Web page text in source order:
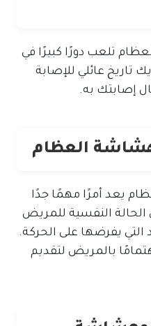
تلعب دورًا كبيرًا في
تاريخ عائلي للإصابة
إصابتك به.
العظام
يعد أمرًا مهمًا جدًا
الحالة النفسية للمريض
التي يفرضها على الحركة.
بالمريض لتقديم